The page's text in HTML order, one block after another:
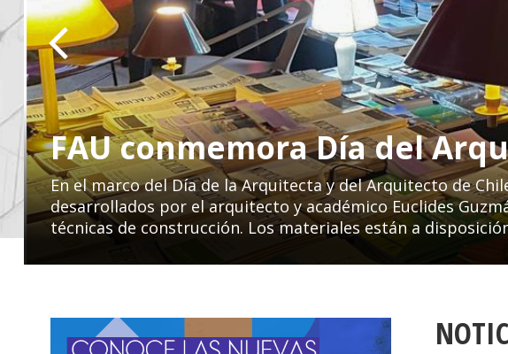
FAU conmemora Día del
En el marco del Día de la Arquitecta y del Arquitecto de
desarrollados por el arquitecto y académico Euclides
técnicas de construcción. Los materiales están a